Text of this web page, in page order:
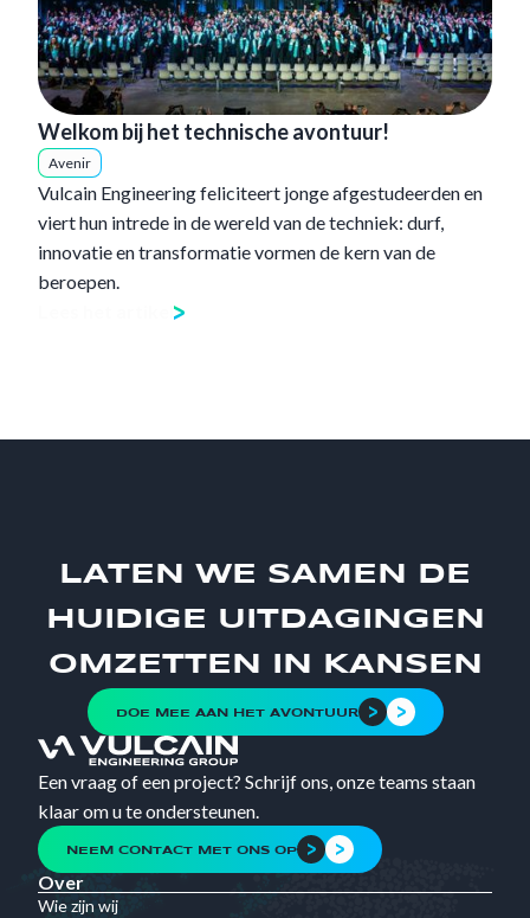
Welkom bij het technische avontuur!
Avenir
Vulcain Engineering feliciteert jonge afgestudeerden en
viert hun intrede in de wereld van de techniek: durf,
innovatie en transformatie vormen de kern van de
beroepen.
LATEN WE SAMEN DE
HUIDIGE UITDAGINGEN
OMZETTEN IN KANSEN
DOE MEE AAN HET AVONTUUR
Een vraag of een project? Schrijf ons, onze teams staan
klaar om u te ondersteunen.
NEEM CONTACT MET ONS OP
Over
Wie zijn wij